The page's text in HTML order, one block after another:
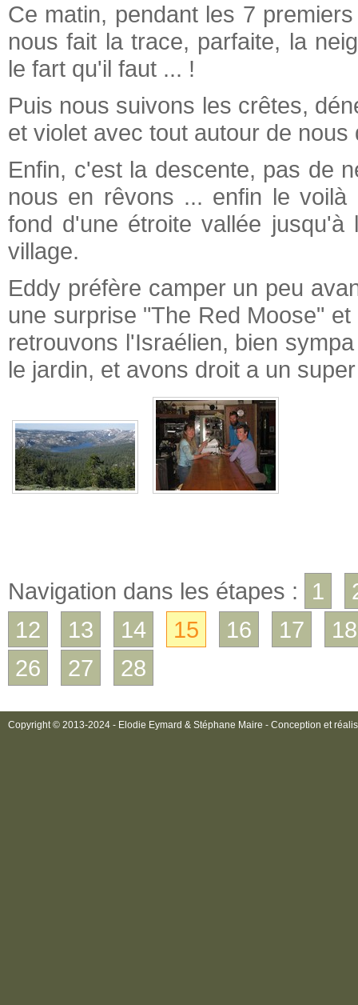
Ce matin, pendant les 7
nous fait la trace, parfaite, la
le fart qu'il faut ... !
Puis nous suivons les crêtes,
et violet avec tout autour de
Enfin, c'est la descente, pas de
nous en rêvons ... enfin le
fond d'une étroite vallée
village.
Eddy préfère camper un peu
une surprise "The Red Moose"
retrouvons l'Israélien, bien
le jardin, et avons droit a un
Navigation dans les étapes : 1
12
13 14 15 16 17
18
26
27 28
Copyright © 2013-2024 - Elodie Eymard & Stéphane Maire - Conception et